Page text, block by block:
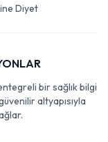
Diyet
bir sağlık bilgi
altyapısıyla